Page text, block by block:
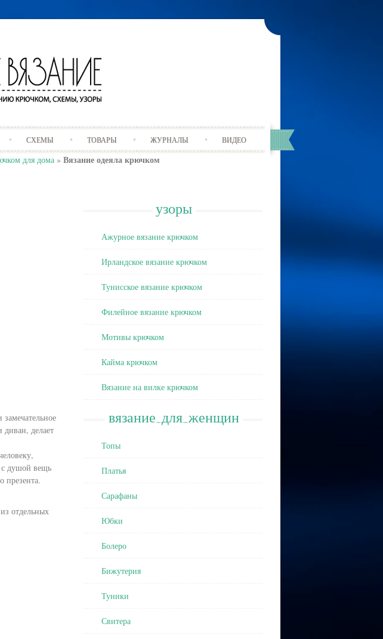
СХЕМЫ ТОВАРЫ ЖУРНАЛЫ ВИДЕО
для дома » Вязание одеяла крючком
делает
с душой вещь
презента.
отдельных
узоры
Ажурное вязание крючком
Ирландское вязание крючком
Тунисское вязание крючком
Филейное вязание крючком
Мотивы крючком
Кайма крючком
Вязание на вилке крючком
вязание_для_женщин
Топы
Платья
Сарафаны
Юбки
Болеро
Бижутерия
Туники
Свитера